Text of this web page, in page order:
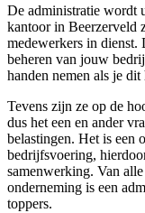
De administratie wordt
kantoor in Beerzerveld
medewerkers in dienst.
beheren van jouw
handen nemen als je
Tevens zijn ze op de
dus het een en ander
belastingen. Het is een
bedrijfsvoering,
samenwerking. Van
onderneming is een
toppers.